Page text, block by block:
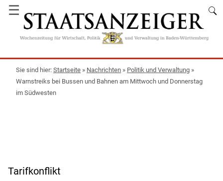
☰
Startseite » Nachrichten » Politik und Verwaltung »
Warnstreiks bei Bussen und Bahnen am Mittwoch und Donnerstag
im Südwesten
Tarifkonflikt